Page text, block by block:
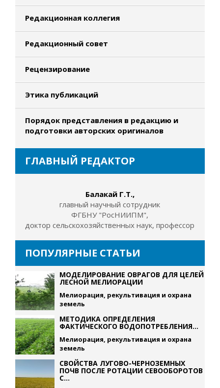
Редакционная коллегия
Редакционный совет
Рецензирование
Этика публикаций
Порядок представления в редакцию и
подготовки авторских оригиналов
ГЛАВНЫЙ РЕДАКТОР
Балакай Г.Т.,
главный научный сотрудник
ФГБНУ "РосНИИПМ",
доктор сельскохозяйственных наук, профессор
ПОПУЛЯРНЫЕ СТАТЬИ
МОДЕЛИРОВАНИЕ ОВРАГОВ ДЛЯ ЦЕЛЕЙ
ЛЕСНОЙ МЕЛИОРАЦИИ
Мелиорация, рекультивация и охрана
земель
МЕТОДИКА ОПРЕДЕЛЕНИЯ
ФАКТИЧЕСКОГО ВОДОПОТРЕБЛЕНИЯ...
Мелиорация, рекультивация и охрана
земель
СВОЙСТВА ЛУГОВО-ЧЕРНОЗЕМНЫХ
ПОЧВ ПОСЛЕ РОТАЦИИ СЕВООБОРОТОВ
С...